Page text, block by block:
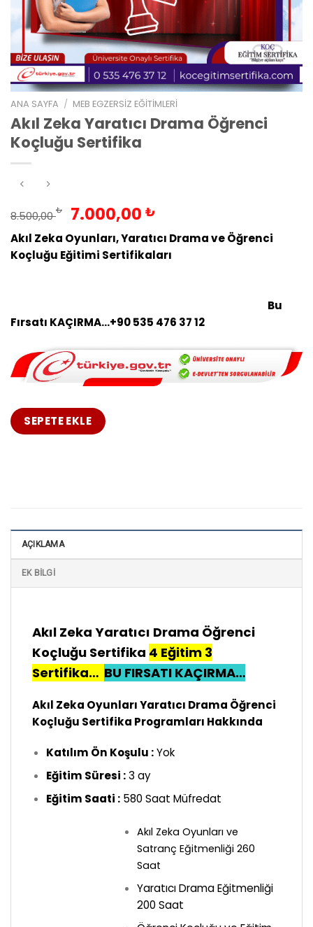
ANA SAYFA / MEB EGZERSIZ EĞITIMLERI
Akıl Zeka Yaratıcı Drama Öğrenci
Koçluğu Sertifika
8.500,00₺ Orijinal
fiyat:
8.500,00 ₺.
7.000,00 ₺Şu
andaki
fiyat:
7.000,00 ₺.
Akıl Zeka Oyunları, Yaratıcı Drama ve Öğrenci
Koçluğu Eğitimi Sertifikaları
Bu
Fırsatı KAÇIRMA…+90 535 476 37 12
SEPETE EKLE
AÇIKLAMA
EK BILGI
Akıl Zeka Yaratıcı Drama Öğrenci
Koçluğu Sertifika 4 Eğitim 3
Sertifika… BU FIRSATI KAÇIRMA…
Akıl Zeka Oyunları Yaratıcı Drama Öğrenci
Koçluğu Sertifika Programları Hakkında
Katılım Ön Koşulu :Yok
Eğitim Süresi :3 ay
Eğitim Saati :580 Saat Müfredat
Akıl Zeka Oyunları ve
Satranç Eğitmenliği 260
Saat
Yaratıcı Drama Eğitmenliği
200 Saat